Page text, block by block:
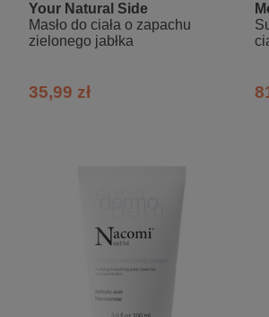
Your Natural Side
Masło do ciała o zapachu
zielonego jabłka
35,99 zł